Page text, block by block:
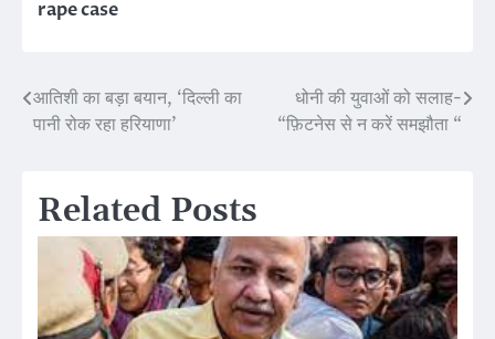
rape case
Post
आतिशी का बड़ा बयान, ‘दिल्ली का
पानी रोक रहा हरियाणा’
धोनी की युवाओं को सलाह-
“फ़िटनेस से न करें समझौता “
Related Posts